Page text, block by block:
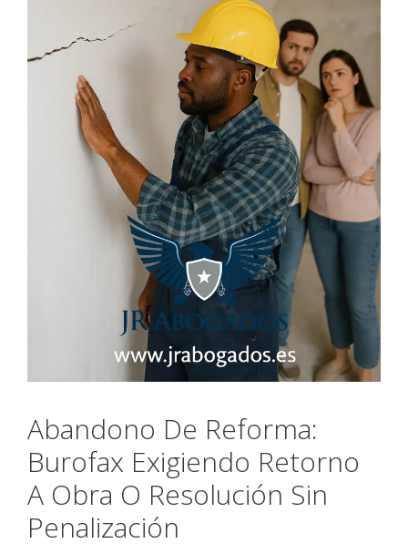
Abandono De Reforma:
Burofax Exigiendo Retorno
A Obra O Resolución Sin
Penalización